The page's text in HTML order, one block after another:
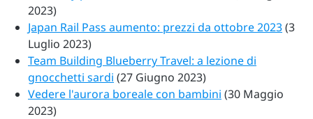
2023)
Japan Rail Pass aumento: prezzi da ottobre 2023(3
Luglio 2023)
Team Building Blueberry Travel: a lezione di
gnocchetti sardi (27 Giugno 2023)
Vedere l'aurora boreale con bambini (30 Maggio
2023)